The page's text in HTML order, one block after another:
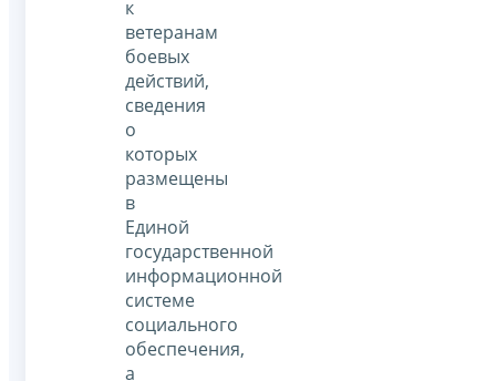
к
ветеранам
боевых
действий,
сведения
о
которых
размещены
в
Единой
государственной
информационной
системе
социального
обеспечения,
а